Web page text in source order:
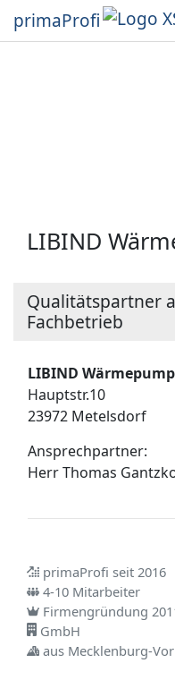
primaProfi
LIBIND
Qualitätspartner
Fachbetrieb
LIBIND
Hauptstr.10
23972 Metelsdorf
Ansprechpartner:
HerrThomas
primaProfi seit 2016
4-10 Mitarbeiter
Firmengründung
GmbH
aus Mecklenburg-